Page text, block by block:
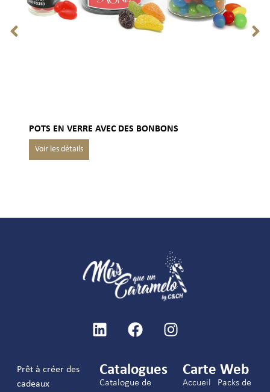
POTS EN VERRE AVEC DES BONBONS
Prêt à créer des
cadeaux
Catalogues
Catalogue de
Carte Web
Accueil
Packs de